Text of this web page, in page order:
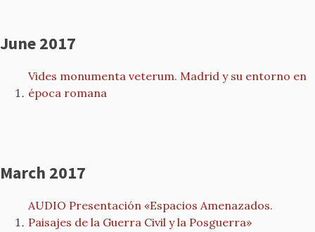
June 2017
Vides monumenta veterum. Madrid y su entorno en
época romana
March 2017
AUDIO Presentación «Espacios Amenazados.
Paisajes de la Guerra Civil y la Posguerra»